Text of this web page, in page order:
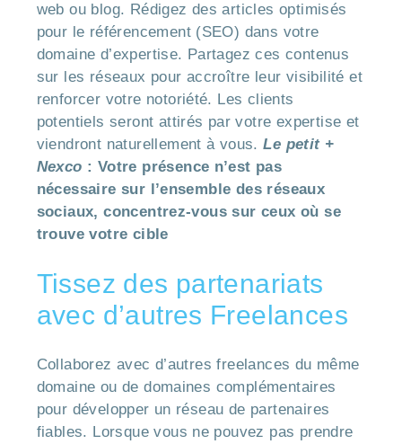
web ou blog. Rédigez des articles optimisés
pour le référencement (SEO) dans votre
domaine d’expertise. Partagez ces contenus
sur les réseaux pour accroître leur visibilité et
renforcer votre notoriété. Les clients
potentiels seront attirés par votre expertise et
viendront naturellement à vous.Le petit +
Nexco : Votre présence n’est pas
nécessaire sur l’ensemble des réseaux
sociaux, concentrez-vous sur ceux où se
trouve votre cible
Tissez des partenariats
avec d’autres Freelances
Collaborez avec d’autres freelances du même
domaine ou de domaines complémentaires
pour développer un réseau de partenaires
fiables. Lorsque vous ne pouvez pas prendre